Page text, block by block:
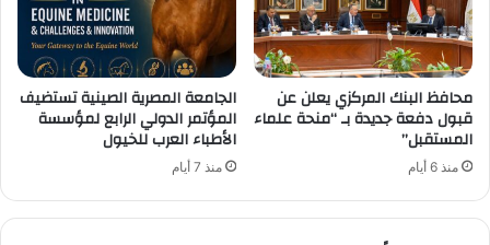
محافظ البنك المركزي يعلن عن
قبول دفعة جديدة بـ “منحة علماء
المستقبل”
منذ 6 أيام
الجامعة المصرية الصينية تستضيف
المؤتمر الدولي الرابع لمؤسسة
الأطباء العرب للخيول
منذ 7 أيام